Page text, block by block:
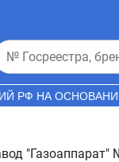
РФ НА
"Газоаппарат"